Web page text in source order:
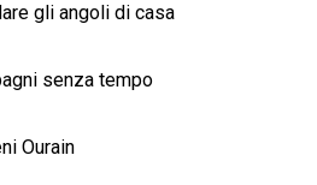
gli angoli di casa
senza tempo
Ourain